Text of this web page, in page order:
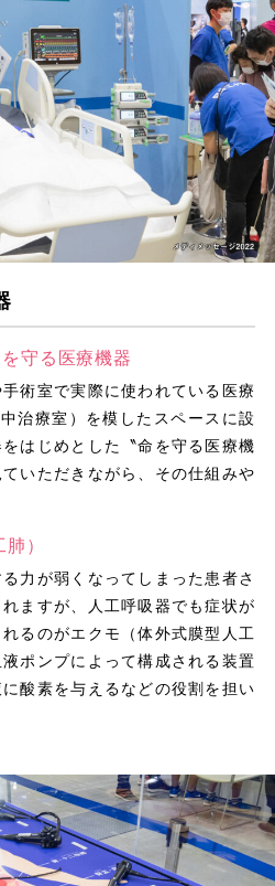
守る医療機器
術室で実際に使われている医療
治療室）を模したスペースに設
はじめとした〝命を守る医療機
いただきながら、その仕組みや
）
力が弱くなってしまった患者さ
ますが、人工呼吸器でも症状が
るのがエクモ（体外式膜型人工
ポンプによって構成される装置
酸素を与えるなどの役割を担い